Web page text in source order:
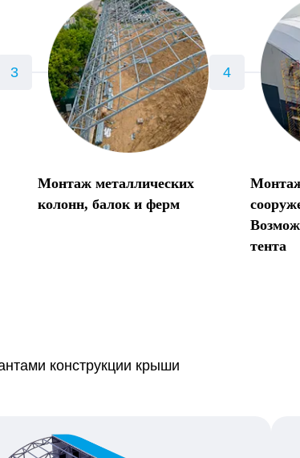
Монтаж металлических
колонн, балок и ферм
тента
конструкции крыши